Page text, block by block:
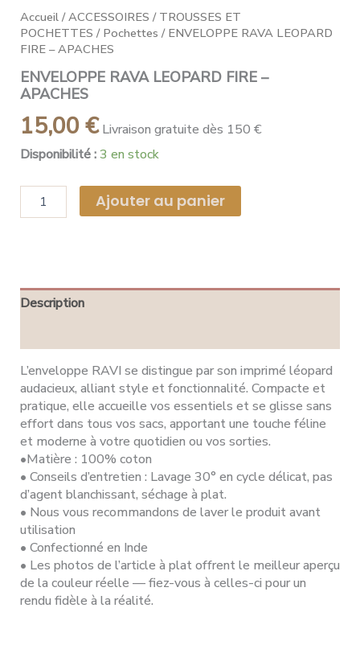
Accueil /ACCESSOIRES / TROUSSES ET
POCHETTES / Pochettes / ENVELOPPE RAVA LEOPARD
FIRE – APACHES
ENVELOPPE RAVA LEOPARD FIRE –
APACHES
15,00€ Livraison gratuite dès 150 €
Disponibilité :3 en stock
Ajouter au panier
Description
L’enveloppe RAVI se distingue par son imprimé léopard
audacieux, alliant style et fonctionnalité. Compacte et
pratique, elle accueille vos essentiels et se glisse sans
effort dans tous vos sacs, apportant une touche féline
et moderne à votre quotidien ou vos sorties.
•Matière : 100% coton
• Conseils d’entretien : Lavage 30° en cycle délicat, pas
d’agent blanchissant, séchage à plat.
• Nous vous recommandons de laver le produit avant
utilisation
• Confectionné en Inde
• Les photos de l’article à plat offrent le meilleur aperçu
de la couleur réelle — fiez-vous à celles-ci pour un
rendu fidèle à la réalité.